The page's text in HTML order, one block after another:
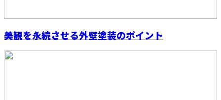
美観を永続させる外壁塗装のポイント